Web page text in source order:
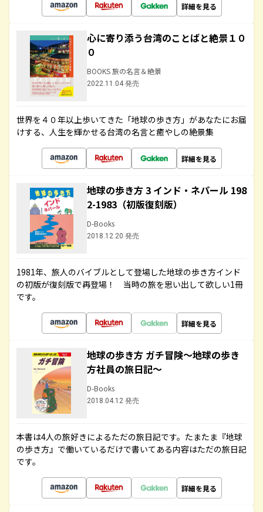
詳細を見る
心に寄り添う台湾のことばと絶景１０
０
BOOKS 旅の名言＆絶景
2022.11.04 発売
世界を４０年以上歩いてきた「地球の歩き方」があなたにお届
けする、人生を輝かせる台湾の名言と癒やしの絶景集
詳細を見る
地球の歩き方 3 インド・ネパール 198
2-1983（初版復刻版）
D-Books
2018.12.20 発売
1981年、旅人のバイブルとして登場した地球の歩き方インド
の初版が復刻版で再登場！ 当時の旅を思い出して欲しい1冊
です。
詳細を見る
地球の歩き方 ガチ冒険～地球の歩き
方社員の旅日記～
D-Books
2018.04.12 発売
本書は4人の旅好きによるただの旅日記です。たまたま『地球
の歩き方』で働いているだけで書いてある内容はただの旅日記
です。
詳細を見る